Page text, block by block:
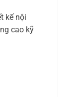
kế nội
cao kỹ